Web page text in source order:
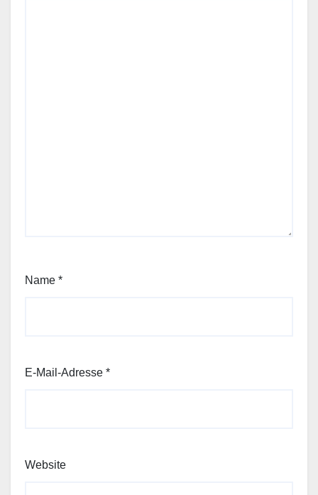
Name *
E-Mail-Adresse *
Website